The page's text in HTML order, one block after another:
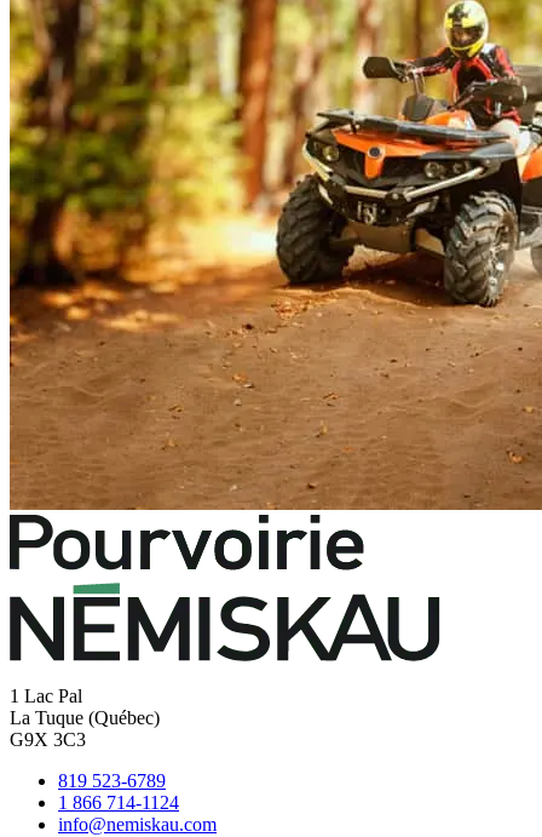
1 Lac Pal
La Tuque (Québec)
G9X 3C3
819 523-6789
1 866 714-1124
info@nemiskau.com